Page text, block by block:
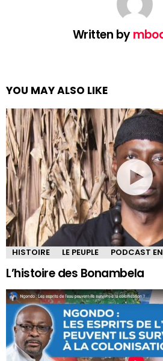
Written by
YOU MAY ALSO LIKE
HISTOIRE LE PEUPLE PODCAST
L’histoire des Bonambela